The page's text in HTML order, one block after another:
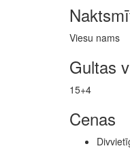
Viesu nams
Gultas
15+4
Cenas